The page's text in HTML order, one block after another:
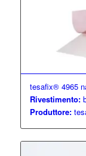
tesafix® 4965
Rivestimento:
Produttore: